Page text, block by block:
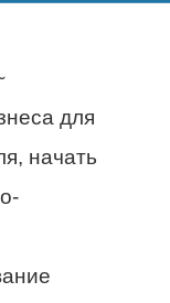
для
начать